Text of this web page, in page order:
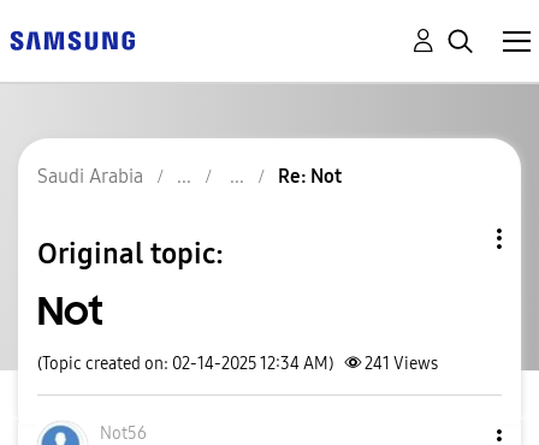
Saudi Arabia Re: Not
Original topic:
Not
(Topic created on: 02-14-2025 12:34 AM) 241 Views
Not56